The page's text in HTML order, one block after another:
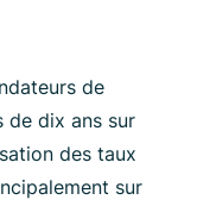
de
de dix ans sur
des taux
sur